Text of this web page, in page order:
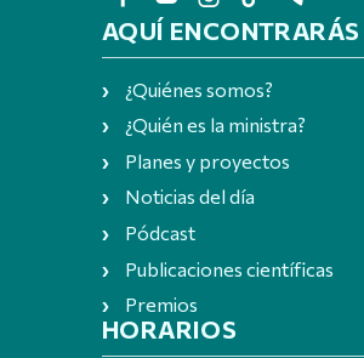
AQUÍ ENCONTRARÁS
¿Quiénes somos?
¿Quién es la ministra?
Planes y proyectos
Noticias del día
Pódcast
Publicaciones científicas
Premios
HORARIOS